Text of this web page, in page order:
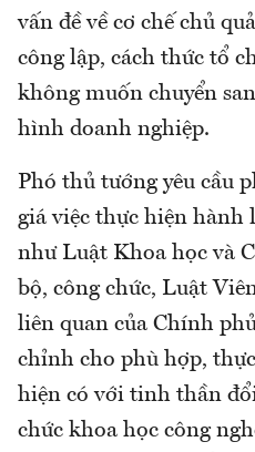
vấn đề về cơ chế chủ
công lập, cách thức tổ
không muốn chuyển
hình doanh nghiệp.
Phó thủ tướng yêu cầu
giá việc thực hiện hành
như Luật Khoa học và
bộ, công chức, Luật
liên quan của Chính
chỉnh cho phù hợp,
hiện có với tinh thần
chức khoa học công